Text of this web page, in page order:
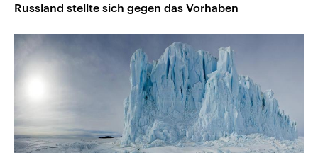
Russland stellte sich gegen das Vorhaben